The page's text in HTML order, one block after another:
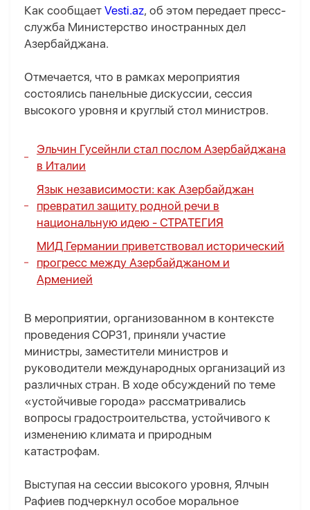
Как сообщает Vesti.az, об этом передает пресс-
служба Министерство иностранных дел
Азербайджана.
Отмечается, что в рамках мероприятия
состоялись панельные дискуссии, сессия
высокого уровня и круглый стол министров.
Эльчин Гусейнли стал послом Азербайджана
в Италии
Язык независимости: как Азербайджан
превратил защиту родной речи в
национальную идею - СТРАТЕГИЯ
МИД Германии приветствовал исторический
прогресс между Азербайджаном и
Арменией
В мероприятии, организованном в контексте
проведения COP31, приняли участие
министры, заместители министров и
руководители международных организаций из
различных стран. В ходе обсуждений по теме
«устойчивые города» рассматривались
вопросы градостроительства, устойчивого к
изменению климата и природным
катастрофам.
Выступая на сессии высокого уровня, Ялчын
Рафиев подчеркнул особое моральное